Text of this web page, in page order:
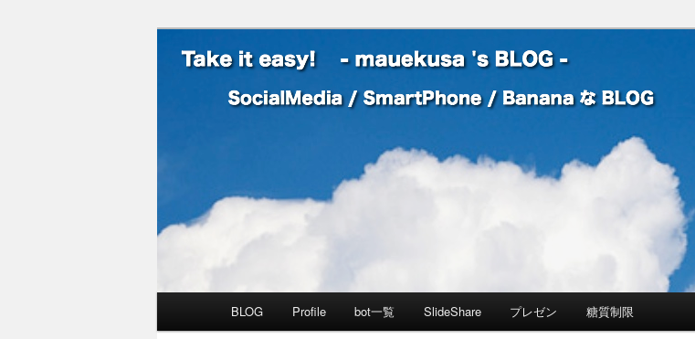
Take it easy! – mauekusa 's BLOG -
メインコンテンツへ移動
サブコンテンツへ移動
BLOG Profile bot一覧 SlideShare プレゼン 糖質制限